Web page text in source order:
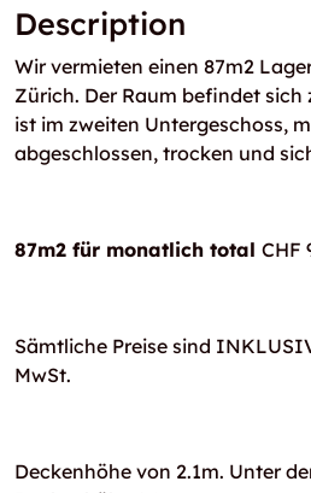
Description
Wir vermieten einen 87m2
Zürich. Der Raum befindet sich
ist im zweiten Untergeschoss,
abgeschlossen, trocken und
87m2 für monatlich total CHF
Sämtliche Preise sind
MwSt.
Deckenhöhe von 2.1m. Unter